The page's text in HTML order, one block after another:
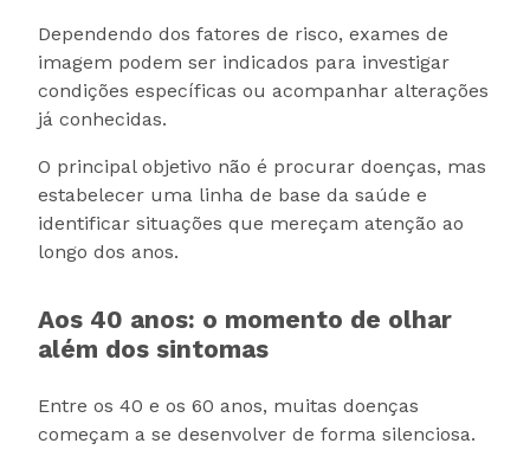
Dependendo dos fatores de risco, exames de
imagem podem ser indicados para investigar
condições específicas ou acompanhar alterações
já conhecidas.
O principal objetivo não é procurar doenças, mas
estabelecer uma linha de base da saúde e
identificar situações que mereçam atenção ao
longo dos anos.
Aos 40 anos: o momento de olhar
além dos sintomas
Entre os 40 e os 60 anos, muitas doenças
começam a se desenvolver de forma silenciosa.